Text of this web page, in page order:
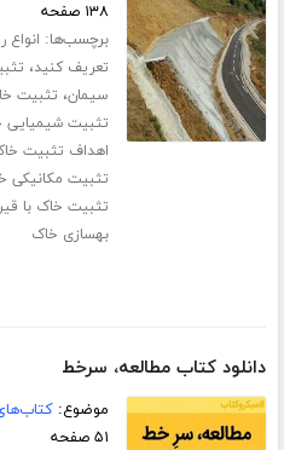
۱۳۸ صفحه
برچسب‌ها:
تعریف کنید،
سیمان، تثبیت
تثبیت شیمیایی
اهداف تثبیت
تثبیت مکانیکی
تثبیت خاک با قیر
بهسازی خاک
دانلود کتاب مطالعه، سرخط
موضوع:
۵۱ صفحه